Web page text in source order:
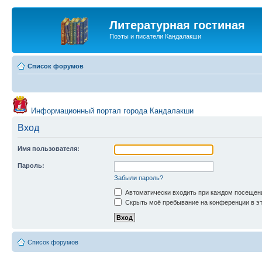
Литературная гостиная
Поэты и писатели Кандалакши
Список форумов
Информационный портал города Кандалакши
Вход
Имя пользователя:
Пароль:
Забыли пароль?
Автоматически входить при каждом
Скрыть моё пребывание на конференции в
Список форумов